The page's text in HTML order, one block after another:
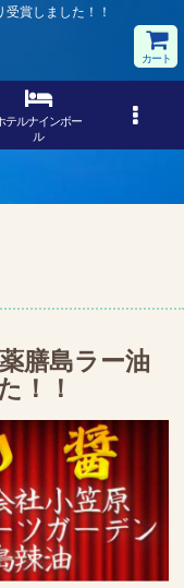
賞しました！！
カート
テルナインボー
ル
膳島ラー油
！！